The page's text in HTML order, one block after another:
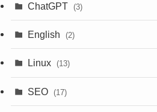
ChatGPT (3)
English (2)
Linux (13)
SEO (17)